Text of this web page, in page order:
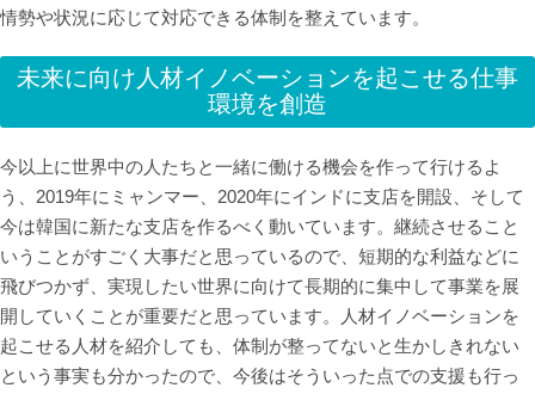
情勢や状況に応じて対応できる体制を整えています。
未来に向け人材イノベーションを起こせる仕事
環境を創造
今以上に世界中の人たちと一緒に働ける機会を作って行けるよ
う、2019年にミャンマー、2020年にインドに支店を開設、そして
今は韓国に新たな支店を作るべく動いています。継続させること
いうことがすごく大事だと思っているので、短期的な利益などに
飛びつかず、実現したい世界に向けて長期的に集中して事業を展
開していくことが重要だと思っています。人材イノベーションを
起こせる人材を紹介しても、体制が整ってないと生かしきれない
という事実も分かったので、今後はそういった点での支援も行っ